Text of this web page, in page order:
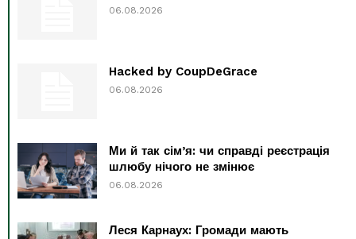
06.08.2026
Hacked by CoupDeGrace
06.08.2026
Ми й так сім’я: чи справді реєстрація
шлюбу нічого не змінює
06.08.2026
Леся Карнаух: Громади мають